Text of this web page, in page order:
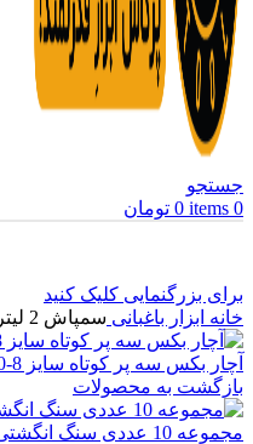
جستجو
0
items
0 تومان
برای بزرگنمایی کلیک کنید
خانه ابزار باغبانی سمپاش 2 لیتری مدل GT-PS-E2L سیلور
آچار بکس سه پر کوتاه سایز 8-10-12
بازگشت به محصولات
مجموعه 10 عددی سنگ انگشتی تات